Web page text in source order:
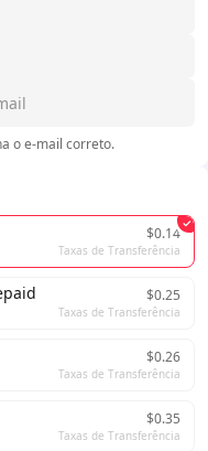
o e-mail correto.
$0.14
Taxas de Transferência
$0.25
Taxas de Transferência
$0.26
Taxas de Transferência
$0.35
Taxas de Transferência